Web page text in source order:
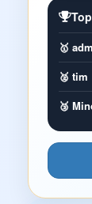
🥇
🥈 tim
🥉